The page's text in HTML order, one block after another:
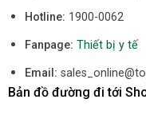
Hotline: 1900-0062
Fanpage: Thiết bị y tế
Email:
Bản đồ đường đi tới